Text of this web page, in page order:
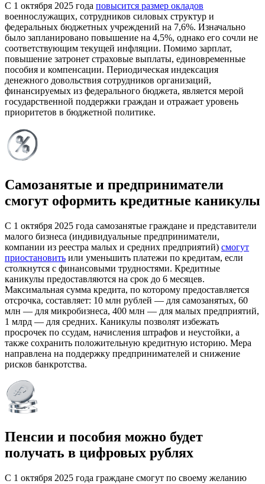
С 1 октября 2025 года повысится размер окладов
военнослужащих, сотрудников силовых структур и
федеральных бюджетных учреждений на 7,6%. Изначально
было запланировано повышение на 4,5%, однако его сочли не
соответствующим текущей инфляции. Помимо зарплат,
повышение затронет страховые выплаты, единовременные
пособия и компенсации. Периодическая индексация
денежного довольствия сотрудников организаций,
финансируемых из федерального бюджета, является мерой
государственной поддержки граждан и отражает уровень
приоритетов в бюджетной политике.
Самозанятые и предприниматели
смогут оформить кредитные каникулы
С 1 октября 2025 года самозанятые граждане и представители
малого бизнеса (индивидуальные предприниматели,
компании из реестра малых и средних предприятий) смогут
приостановить или уменьшить платежи по кредитам, если
столкнутся с финансовыми трудностями. Кредитные
каникулы предоставляются на срок до 6 месяцев.
Максимальная сумма кредита, по которому предоставляется
отсрочка, составляет: 10 млн рублей — для самозанятых, 60
млн — для микробизнеса, 400 млн — для малых предприятий,
1 млрд — для средних. Каникулы позволят избежать
просрочек по ссудам, начисления штрафов и неустойки, а
также сохранить положительную кредитную историю. Мера
направлена на поддержку предпринимателей и снижение
рисков банкротства.
Пенсии и пособия можно будет
получать в цифровых рублях
С 1 октября 2025 года граждане смогут по своему желанию